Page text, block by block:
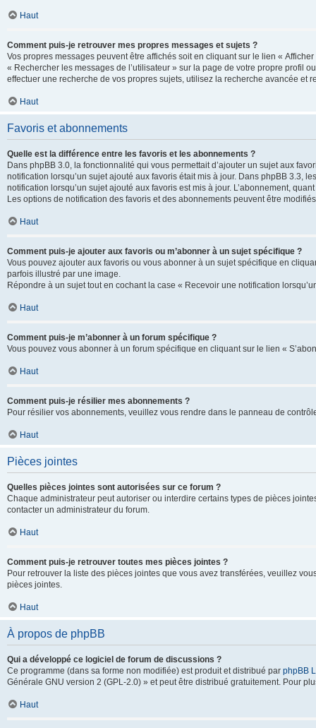
Haut
Comment puis-je retrouver mes propres messages et sujets ?
Vos propres messages peuvent être affichés soit en cliquant sur le lien «
« Rechercher les messages de l’utilisateur » sur la page de votre propre profil
effectuer une recherche de vos propres sujets, utilisez la recherche avancée
Haut
Favoris et abonnements
Quelle est la différence entre les favoris et les abonnements ?
Dans phpBB 3.0, la fonctionnalité qui vous permettait d’ajouter un sujet aux
notification lorsqu’un sujet ajouté aux favoris était mis à jour. Dans phpBB 3.3,
notification lorsqu’un sujet ajouté aux favoris est mis à jour. L’abonnement,
Les options de notification des favoris et des abonnements peuvent être
Haut
Comment puis-je ajouter aux favoris ou m’abonner à un sujet spécifique ?
Vous pouvez ajouter aux favoris ou vous abonner à un sujet spécifique en
parfois illustré par une image.
Répondre à un sujet tout en cochant la case « Recevoir une notification
Haut
Comment puis-je m’abonner à un forum spécifique ?
Vous pouvez vous abonner à un forum spécifique en cliquant sur le lien «
Haut
Comment puis-je résilier mes abonnements ?
Pour résilier vos abonnements, veuillez vous rendre dans le panneau de
Haut
Pièces jointes
Quelles pièces jointes sont autorisées sur ce forum ?
Chaque administrateur peut autoriser ou interdire certains types de pièces
contacter un administrateur du forum.
Haut
Comment puis-je retrouver toutes mes pièces jointes ?
Pour retrouver la liste des pièces jointes que vous avez transférées, veuillez
pièces jointes.
Haut
À propos de phpBB
Qui a développé ce logiciel de forum de discussions ?
Ce programme (dans sa forme non modifiée) est produit et distribué par phpBB
Générale GNU version 2 (GPL-2.0) » et peut être distribué gratuitement. Pour
Haut